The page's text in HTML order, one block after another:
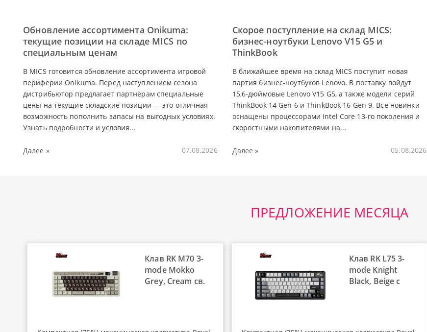
Обновление ассортимента Onikuma:
текущие позиции на складе MICS по
специальным ценам
В MICS готовится обновление ассортимента игровой
периферии Onikuma. Перед наступлением сезона
дистрибьютор предлагает партнёрам специальные
цены на текущие складские позиции — это отличная
возможность пополнить запасы на выгодных условиях.
Узнать подробности и условия...
Далее » 07.08.2026
Скорое поступление на склад MICS:
бизнес-ноутбуки Lenovo V15 G5 и
ThinkBook
В ближайшее время на склад MICS поступит новая
партия бизнес-ноутбуков Lenovo. В поставку войдут
15,6-дюймовые Lenovo V15 G5, а также модели серий
ThinkBook 14 Gen 6 и ThinkBook 16 Gen 9. Все новинки
оснащены процессорами Intel Core 13-го поколения и
скоростными накопителями на...
Далее » 05.08.2026
ПРЕДЛОЖЕНИЕ МЕСЯЦА
Клав RK M70 3-
mode Mokko
Grey, Cream св.
Клав RK L75 3-
mode Knight
Black, Beige с